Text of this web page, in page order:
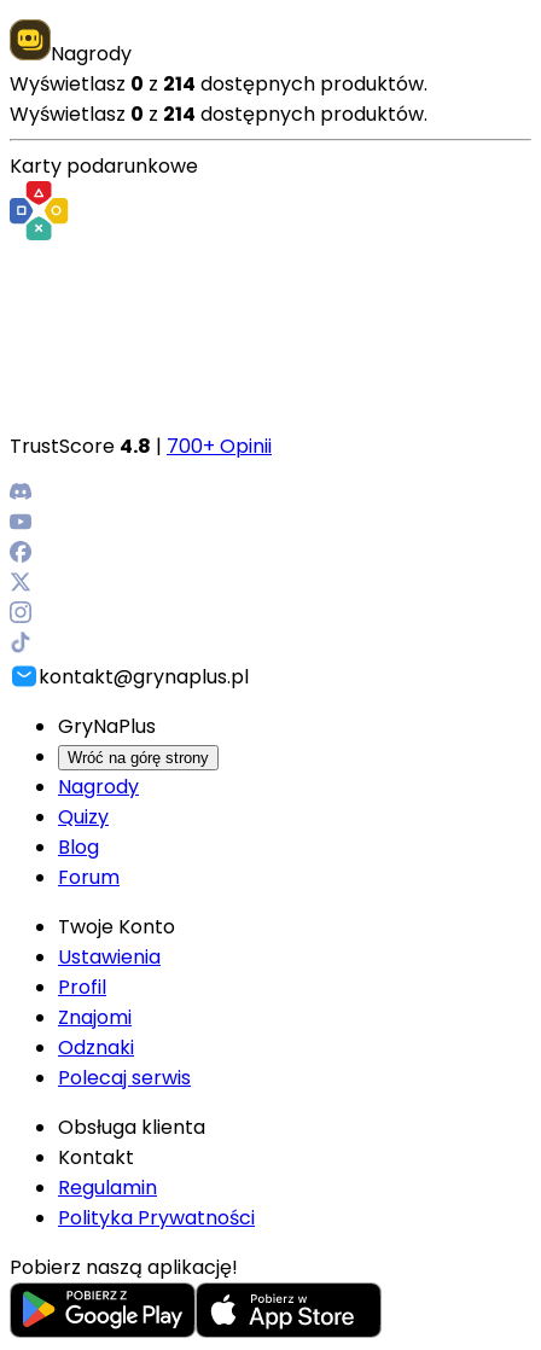
Nagrody
Wyświetlasz 0 z 214 dostępnych produktów.
Wyświetlasz 0 z 214 dostępnych produktów.
Karty podarunkowe
TrustScore 4.8 | 700+ Opinii
kontakt@grynaplus.pl
GryNaPlus
Wróć na górę strony
Nagrody
Quizy
Blog
Forum
Twoje Konto
Ustawienia
Profil
Znajomi
Odznaki
Polecaj serwis
Obsługa klienta
Kontakt
Regulamin
Polityka Prywatności
Pobierz naszą aplikację!